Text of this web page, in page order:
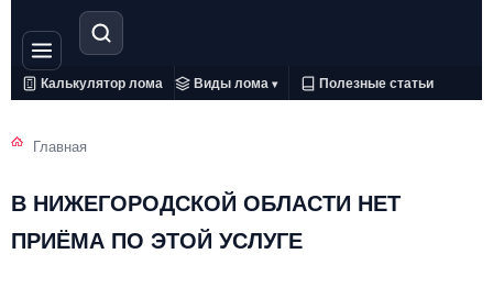
Калькулятор лома Виды лома ▾ Полезные статьи
Главная
В НИЖЕГОРОДСКОЙ ОБЛАСТИ НЕТ
ПРИЁМА ПО ЭТОЙ УСЛУГЕ